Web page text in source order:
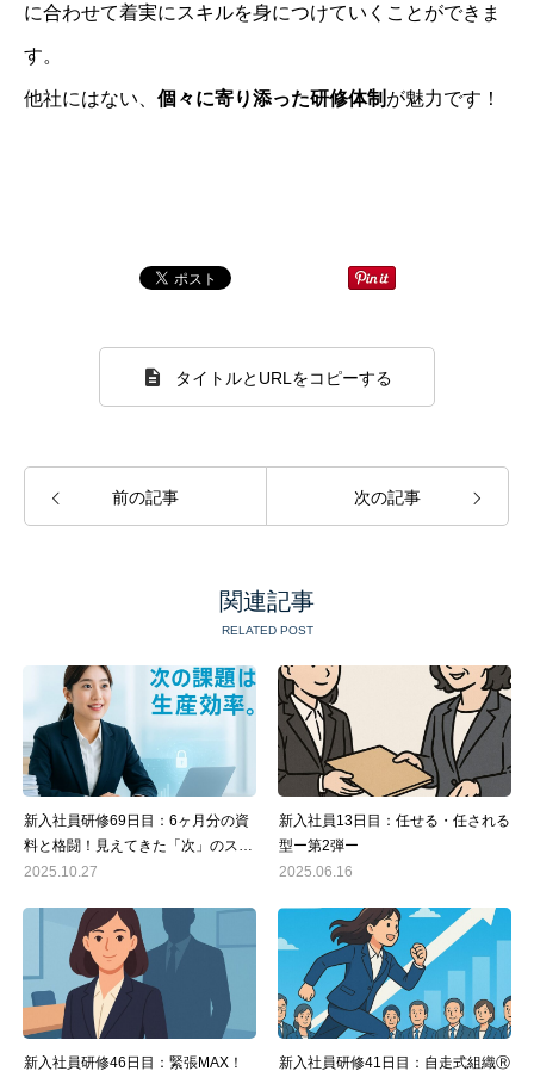
に合わせて着実にスキルを身につけていくことができま
す。
他社にはない、 個々に寄り添った研修体制 が魅力です！
タイトルとURLをコピーする
前の記事 次の記事
関連記事
RELATED POST
新入社員研修69日目：6ヶ月分の資
料と格闘！見えてきた「次」のステ
ップとAI活用の可能性
2025.10.27
新入社員13日目：任せる・任される
型ー第2弾ー
2025.06.16
新入社員研修46日目：緊張MAX！ 新入社員研修41日目：自走式組織Ⓡ